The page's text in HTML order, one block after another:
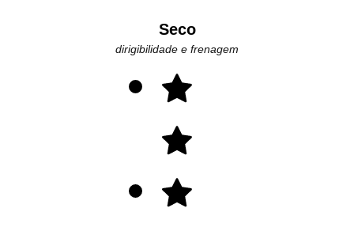
Seco
dirigibilidade e frenagem